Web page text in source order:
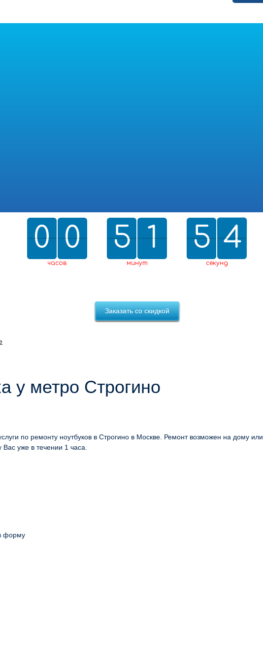
0
0 0
0
часов
5
5 2
1
1
2
минут
0
5
5
0 4
3
3
4
секунд
Заказать со скидкой
у метро Строгино
по ремонту ноутбуков в Строгино в Москве. Ремонт возможен на дому или
уже в течении 1 часа.
форму